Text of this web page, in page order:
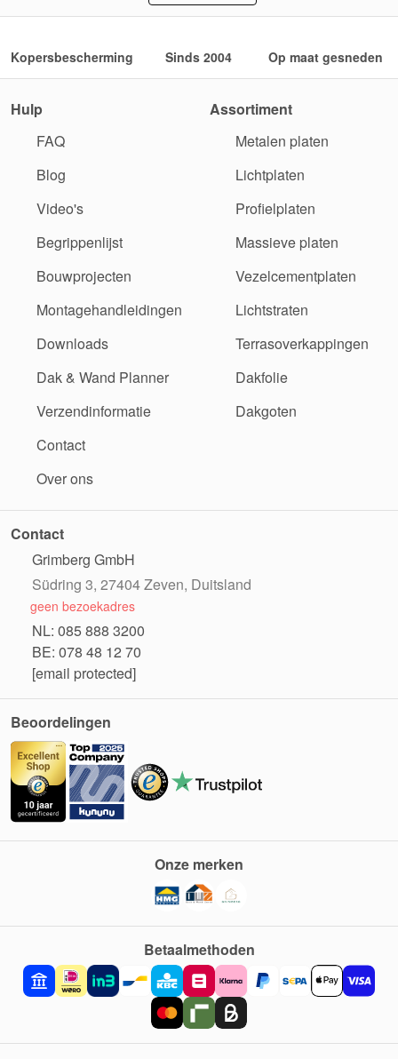
Kopersbescherming Sinds 2004 Op maat gesneden
Hulp
FAQ
Blog
Video's
Begrippenlijst
Bouwprojecten
Montagehandleidingen
Downloads
Dak & Wand Planner
Verzendinformatie
Contact
Over ons
Assortiment
Metalen platen
Lichtplaten
Profielplaten
Massieve platen
Vezelcementplaten
Lichtstraten
Terrasoverkappingen
Dakfolie
Dakgoten
Contact
Grimberg GmbH
Südring 3, 27404 Zeven, Duitsland
geen bezoekadres
NL: 085 888 3200
BE: 078 48 12 70
[email protected]
Beoordelingen
Betaalmethoden
Onze merken